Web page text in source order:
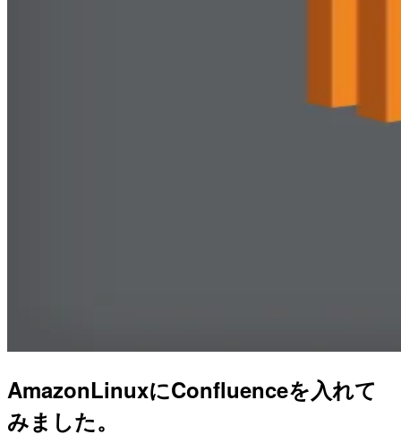
AmazonLinuxにConfluenceを入れて
みました。